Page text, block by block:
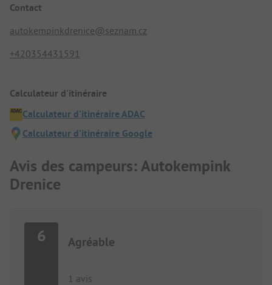
Contact
autokempinkdrenice@seznam.cz
+420354431591
Calculateur d'itinéraire
Calculateur d'itinéraire ADAC
Calculateur d'itinéraire Google
Avis des campeurs: Autokempink
Drenice
6 Agréable
1 avis